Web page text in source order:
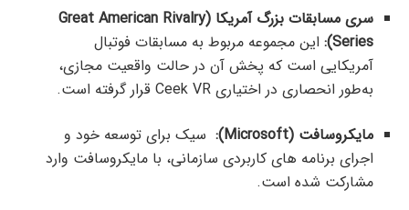
سری مسابقات بزرگ آمریکا (Great American Rivalry
Series): این مجموعه مربوط به مسابقات فوتبال
آمریکایی است که پخش آن در حالت واقعیت مجازی،
به‌طور انحصاری در اختیاری Ceek VR قرار گرفته است.
مایکروسافت (Microsoft):
سیک برای توسعه خود و
اجرای برنامه های کاربردی سازمانی، با مایکروسافت وارد
مشارکت شده است.